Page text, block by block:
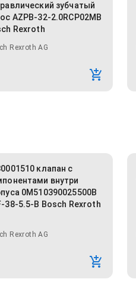
зубчатый
AZPB-32-2.0RCP02MB
Rexroth
Rexroth AG
клапан с
внутри
0M510390025500B
38-5.5-B Bosch Rexroth
Rexroth AG